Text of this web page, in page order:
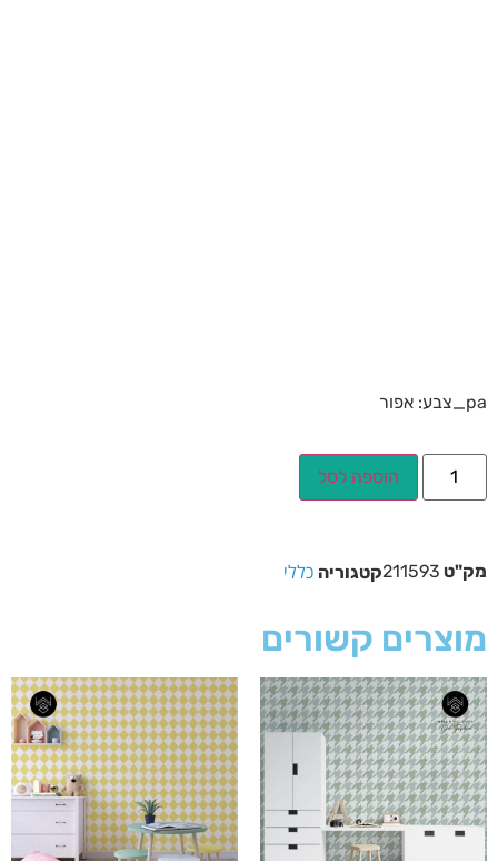
pa_צבע: אפור
הוספה לסל
מק"ט 211593קטגוריה כללי
מוצרים קשורים